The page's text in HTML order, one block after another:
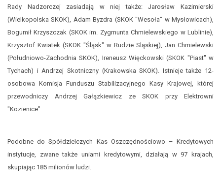
Rady Nadzorczej zasiadają w niej także: Jarosław Kazimierski
(Wielkopolska SKOK), Adam Byzdra (SKOK "Wesoła" w Mysłowicach),
Bogumił Krzyszczak (SKOK im. Zygmunta Chmielewskiego w Lublinie),
Krzysztof Kwiatek (SKOK "Śląsk" w Rudzie Sląskiej), Jan Chmielewski
(Południowo-Zachodnia SKOK), Ireneusz Więckowski (SKOK "Piast" w
Tychach) i Andrzej Skotniczny (Krakowska SKOK). Istnieje także 12-
osobowa Komisja Funduszu Stabilizacyjnego Kasy Krajowej, której
przewodniczy Andrzej Gałązkiewicz ze SKOK przy Elektrowni
"Kozienice".
Podobne do Spółdzielczych Kas Oszczędnościowo – Kredytowych
instytucje, zwane także uniami kredytowymi, działają w 97 krajach,
skupiając 185 milionów ludzi.